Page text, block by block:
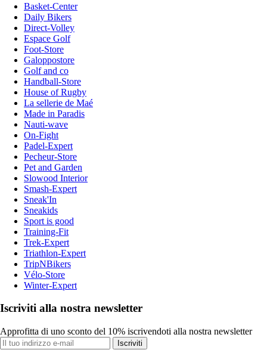
Basket-Center
Daily Bikers
Direct-Volley
Espace Golf
Foot-Store
Galoppostore
Golf and co
Handball-Store
House of Rugby
La sellerie de Maé
Made in Paradis
Nauti-wave
On-Fight
Padel-Expert
Pecheur-Store
Pet and Garden
Slowood Interior
Smash-Expert
Sneak'In
Sneakids
Sport is good
Training-Fit
Trek-Expert
Triathlon-Expert
TripNBikers
Vélo-Store
Winter-Expert
Iscriviti alla nostra newsletter
Approfitta di uno sconto del 10% iscrivendoti alla nostra newsletter
Iscriviti